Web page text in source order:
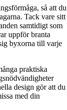
så att du
Tack vare sitt
samtidigt som
uppför branta
byxorna till varje
praktiska
design gör att du
med din